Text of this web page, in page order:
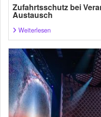
Zufahrtsschutz bei
Austausch
Weiterlesen